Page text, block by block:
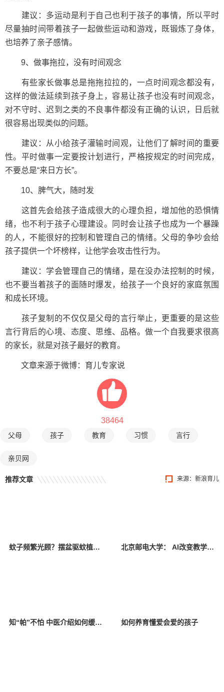
建议：多运动是利于自己也利于孩子的事情，所以平时
尽量抽时间带着孩子一起做些运动和游戏，既锻炼了身体，
也培养了亲子感情。
9、做事拖拉，没有时间观念
有些家长做事总是拖拖拉拉的，一点时间观念都没有，
这样的做法延续到孩子身上，容易让孩子也没有时间观念，
对不守时、迟到之类的不良事件都没有正确的认识，日后就
很容易出现类似的问题。
建议：从小给孩子灌输时间观，让他们了解时间的重要
性。平时做事一定要按计划进行，严格按规定的时间完成，
不要总是“来日方长”。
10、脾气大，随时发
这首先会给孩子造成很大的心理负担，增加他的恐惧情
绪，也不利于孩子心理建设。同时会让孩子也成为一个暴躁
的人，不能很好的控制和管理自己的情绪。父母的争吵会给
孩子提供一个坏榜样，让他学会攻击性行为。
建议：学会管理自己的情绪，是在没办法控制的时候，
也不要当着孩子的面随时爆发，给孩子一个良好的家庭氛围
和成长环境。
孩子复制的不仅仅是父母的言行举止，更重要的是这些
言行背后的心境、态度、思维、品格。做一个自我要求很高
的家长，就是对孩子最好的教育。
文章来源于微博：育儿专家说
38464
父母 孩子 教育 习惯 言行
亲贝网
来源：新浪育儿
推荐文章
蚊子频繁光顾？摆盆驱蚊植物试试 北京邮电大学： AI改变教学模式 师生共享智慧校园
知“帕”不怕 中医介绍如何缓解帕金森病症状 如何养育懂爱会爱的孩子